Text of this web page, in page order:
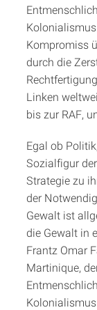
Kompromiss
durch die
Linken
bis zur RAF,
Egal ob
Sozialfigur
Strategie zu
der
Gewalt ist
die Gewalt in
Frantz Omar
Martinique,